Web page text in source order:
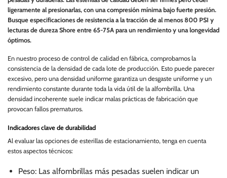
ligeramente al presionarlas, con una compresión mínima bajo fuerte presión.
Busque especificaciones de resistencia a la tracción de al menos 800 PSI y
lecturas de dureza Shore entre 65-75A para un rendimiento y una longevidad
óptimos.
En nuestro proceso de control de calidad en fábrica, comprobamos la
consistencia de la densidad de cada lote de producción. Esto puede parecer
excesivo, pero una densidad uniforme garantiza un desgaste uniforme y un
rendimiento constante durante toda la vida útil de la alfombrilla. Una
densidad incoherente suele indicar malas prácticas de fabricación que
provocan fallos prematuros.
Indicadores clave de durabilidad
Al evaluar las opciones de esterillas de estacionamiento, tenga en cuenta
estos aspectos técnicos:
Peso: Las alfombrillas más pesadas suelen indicar un